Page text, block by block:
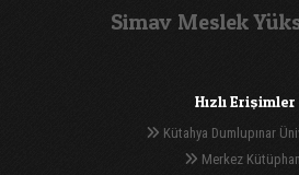
Simav Meslek
Hızlı Erişimler
Kütahya Dumlupınar
Merkez